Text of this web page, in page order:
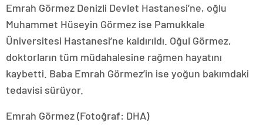
Emrah Görmez Denizli Devlet Hastanesi’ne, oğlu
Muhammet Hüseyin Görmez ise Pamukkale
Üniversitesi Hastanesi’ne kaldırıldı. Oğul Görmez,
doktorların tüm müdahalesine rağmen hayatını
kaybetti. Baba Emrah Görmez’in ise yoğun bakımdaki
tedavisi sürüyor.
Emrah Görmez (Fotoğraf: DHA)